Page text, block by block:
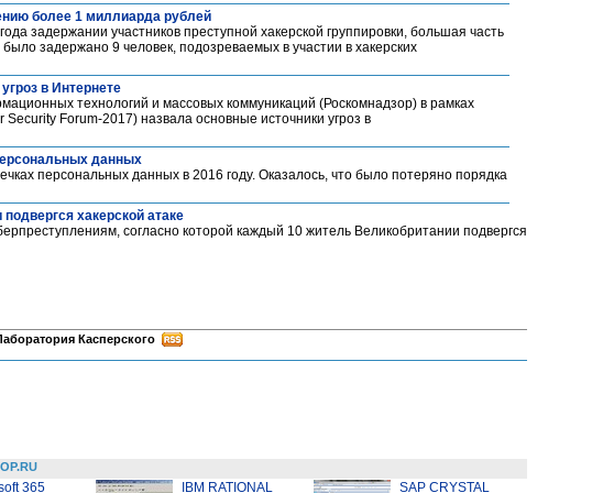
более 1 миллиарда рублей
задержании участников преступной хакерской группировки, большая часть
задержано 9 человек, подозреваемых в участии в хакерских
в Интернете
технологий и массовых коммуникаций (Роскомнадзор) в рамках
Forum-2017) назвала основные источники угроз в
данных
персональных данных в 2016 году. Оказалось, что было потеряно порядка
хакерской атаке
согласно которой каждый 10 житель Великобритании подвергся
Касперского
365
IBM RATIONAL
SAP CRYSTAL